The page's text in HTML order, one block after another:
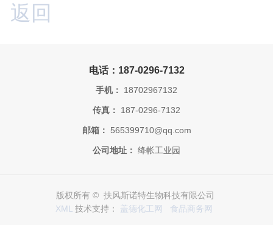
返回
电话：187-0296-7132
手机： 18702967132
传真： 187-0296-7132
邮箱： 565399710@qq.com
公司地址： 绛帐工业园
版权所有 © 扶风斯诺特生物科技有限公司
XML 技术支持： 盖德化工网 食品商务网